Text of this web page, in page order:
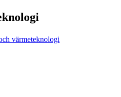
värmeteknologi